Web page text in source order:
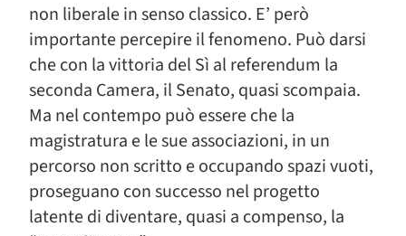
non liberale in senso classico. E’ però
importante percepire il fenomeno. Può darsi
che con la vittoria del Sì al referendum la
seconda Camera, il Senato, quasi scompaia.
Ma nel contempo può essere che la
magistratura e le sue associazioni, in un
percorso non scritto e occupando spazi vuoti,
proseguano con successo nel progetto
latente di diventare, quasi a compenso, la